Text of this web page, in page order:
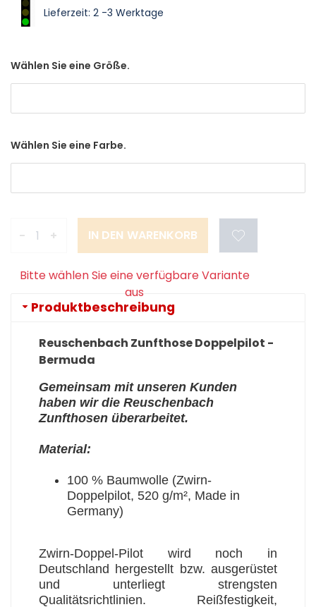
Lieferzeit: 2 -3 Werktage
Wählen Sie eine Größe.
Wählen Sie eine Farbe.
- +
Bitte wählen Sie eine verfügbare Variante
aus
Produktbeschreibung
Reuschenbach Zunfthose Doppelpilot -
Bermuda
Gemeinsam mit unseren Kunden
haben wir die Reuschenbach
Zunfthosen überarbeitet.
Material:
100 % Baumwolle (Zwirn-
Doppelpilot, 520 g/m², Made in
Germany)
Zwirn-Doppel-Pilot wird noch in
Deutschland hergestellt bzw. ausgerüstet
und unterliegt strengsten
Qualitätsrichtlinien. Reißfestigkeit,